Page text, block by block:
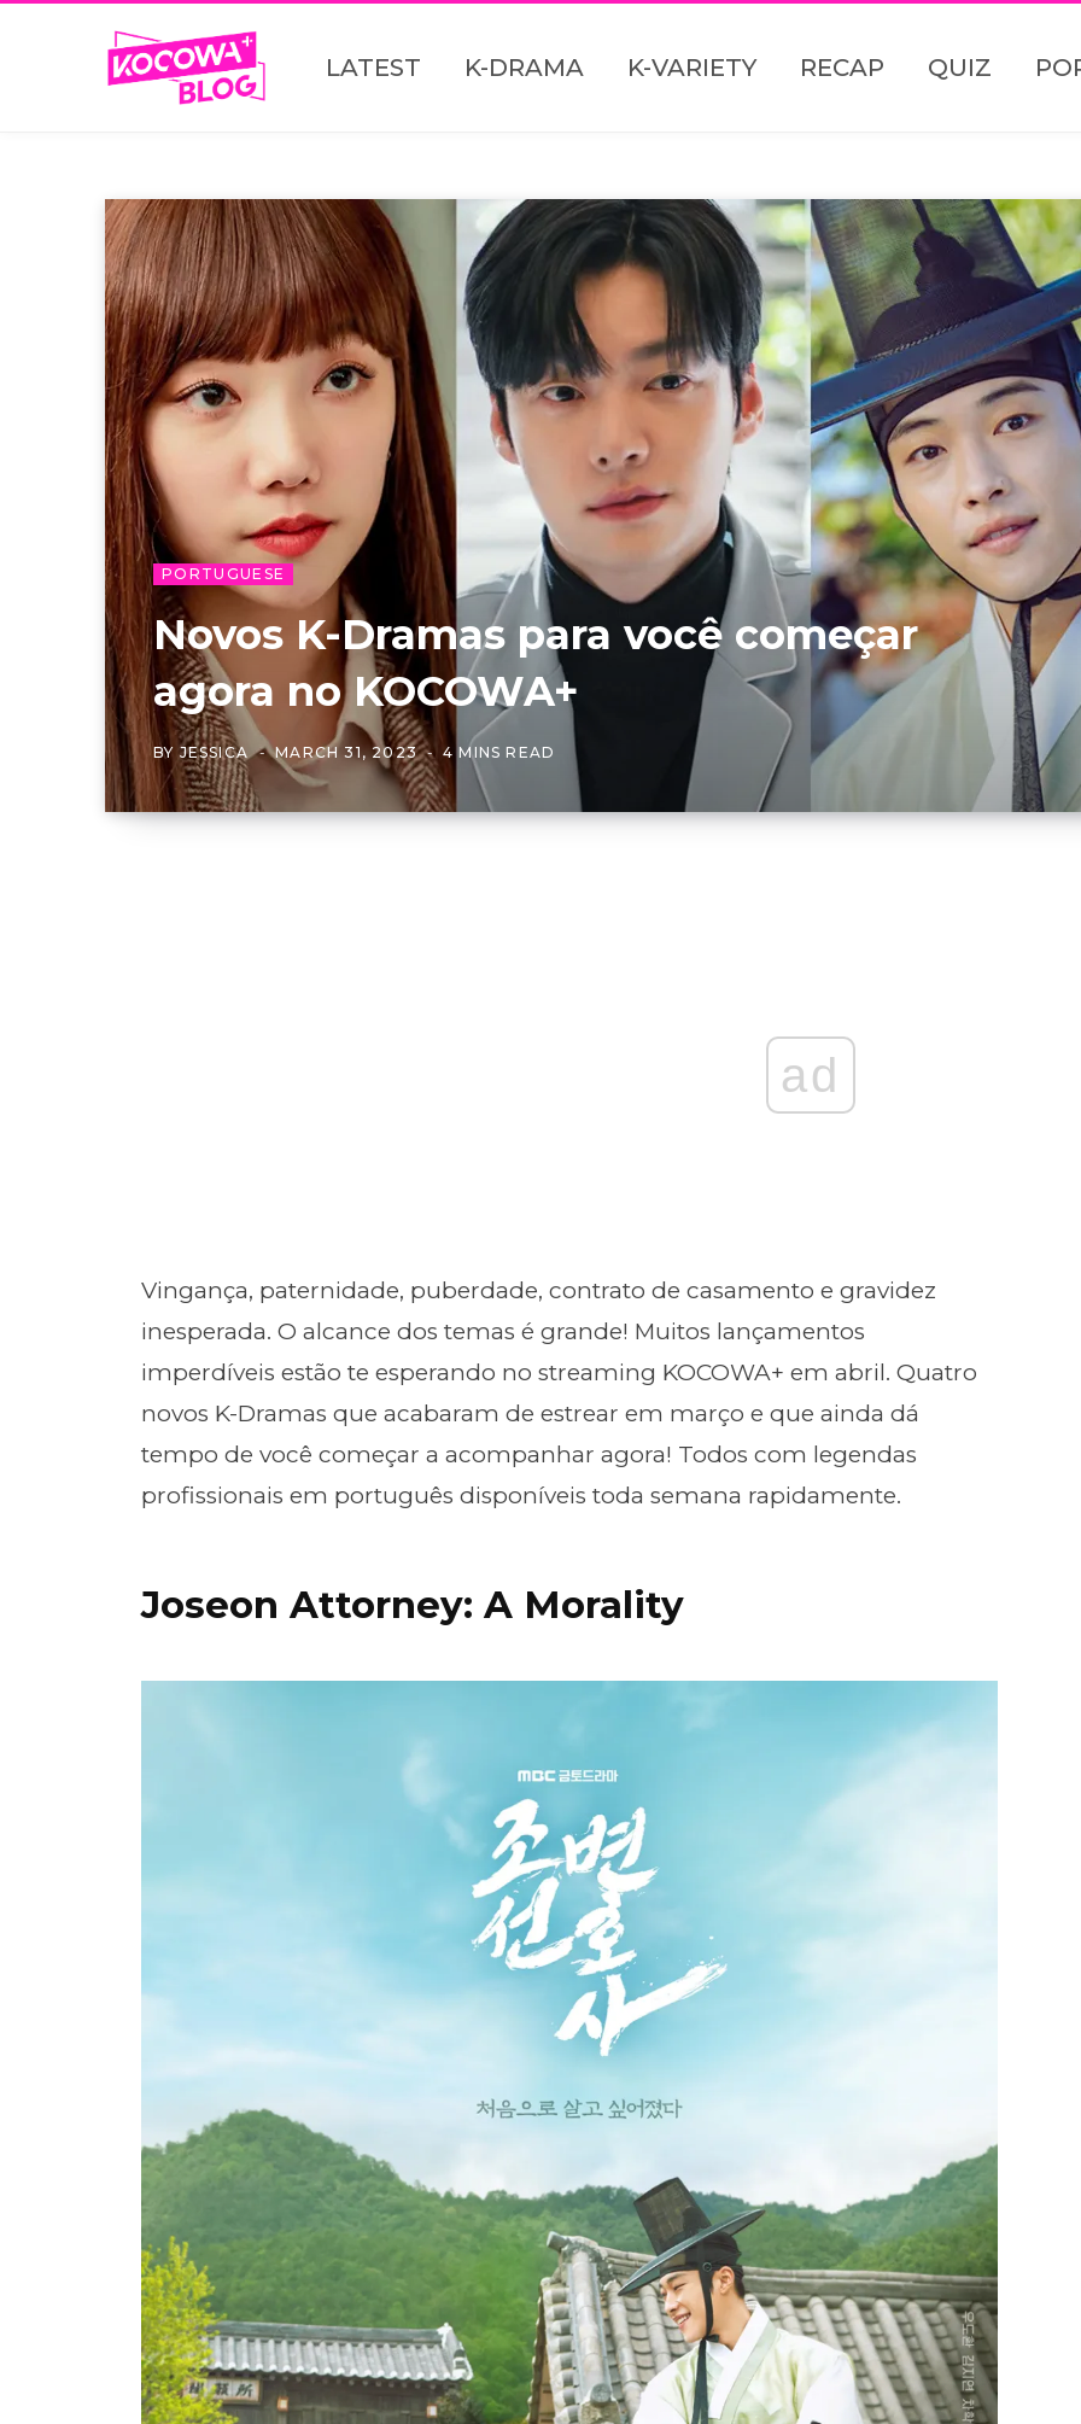
LATEST K-DRAMA K-VARIETY RECAP QUIZ
PORTUGUESE
Novos K-Dramas para você começar
agora no KOCOWA+
BYJESSICA MARCH 31, 2023 4 MINS READ
ad
Vingança, paternidade, puberdade, contrato de casamento e gravidez
inesperada. O alcance dos temas é grande! Muitos lançamentos
imperdíveis estão te esperando no streaming KOCOWA+ em abril. Quatro
novos K-Dramas que acabaram de estrear em março e que ainda dá
tempo de você começar a acompanhar agora! Todos com legendas
profissionais em português disponíveis toda semana rapidamente.
Joseon Attorney: A Morality